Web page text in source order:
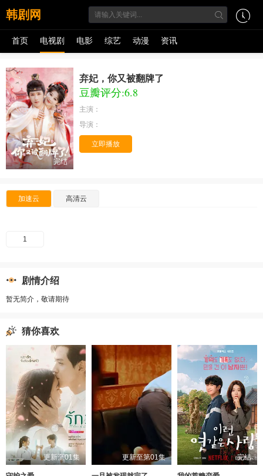
韩剧网
首页 电视剧 电影 综艺 动漫 资讯
完结
弃妃，你又被翻牌了
豆瓣评分:6.8
主演：
导演：
立即播放
加速云 高清云
1
剧情介绍
暂无简介，敬请期待
猜你喜欢
更新至01集 更新至第01集 完结